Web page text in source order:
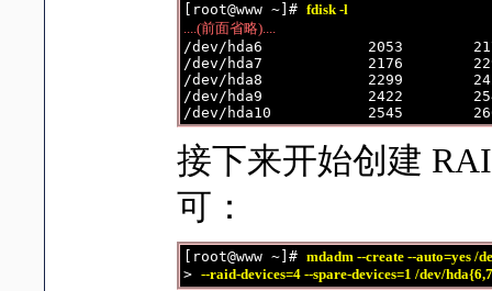
[root@www ~]# fdisk -l
....(前面省略)....
/dev/hda6            2053
/dev/hda7            2176
/dev/hda8            2299
/dev/hda9            2422
接下来开始创建
可：
[root@www ~]# mdadm --create --auto=yes /
> --raid-devices=4 --spare-devices=1 /dev/